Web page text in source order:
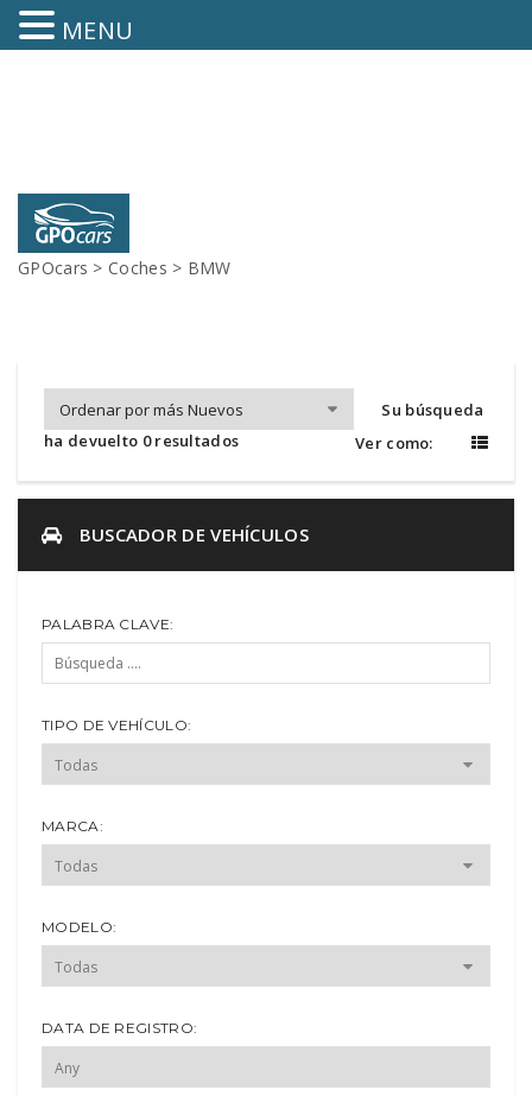
GPOcars > Coches > BMW
Su búsqueda
ha devuelto 0 resultados
Ver como:
BUSCADOR DE VEHÍCULOS
PALABRA CLAVE:
TIPO DE VEHÍCULO:
MARCA:
MODELO:
DATA DE REGISTRO:
MENU